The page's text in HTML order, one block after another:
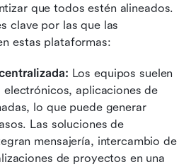
que todos estén alineados.
clave por las que las
estas plataformas:
Los equipos suelen
electrónicos, aplicaciones de
lo que puede generar
Las soluciones de
mensajería, intercambio de
de proyectos en una